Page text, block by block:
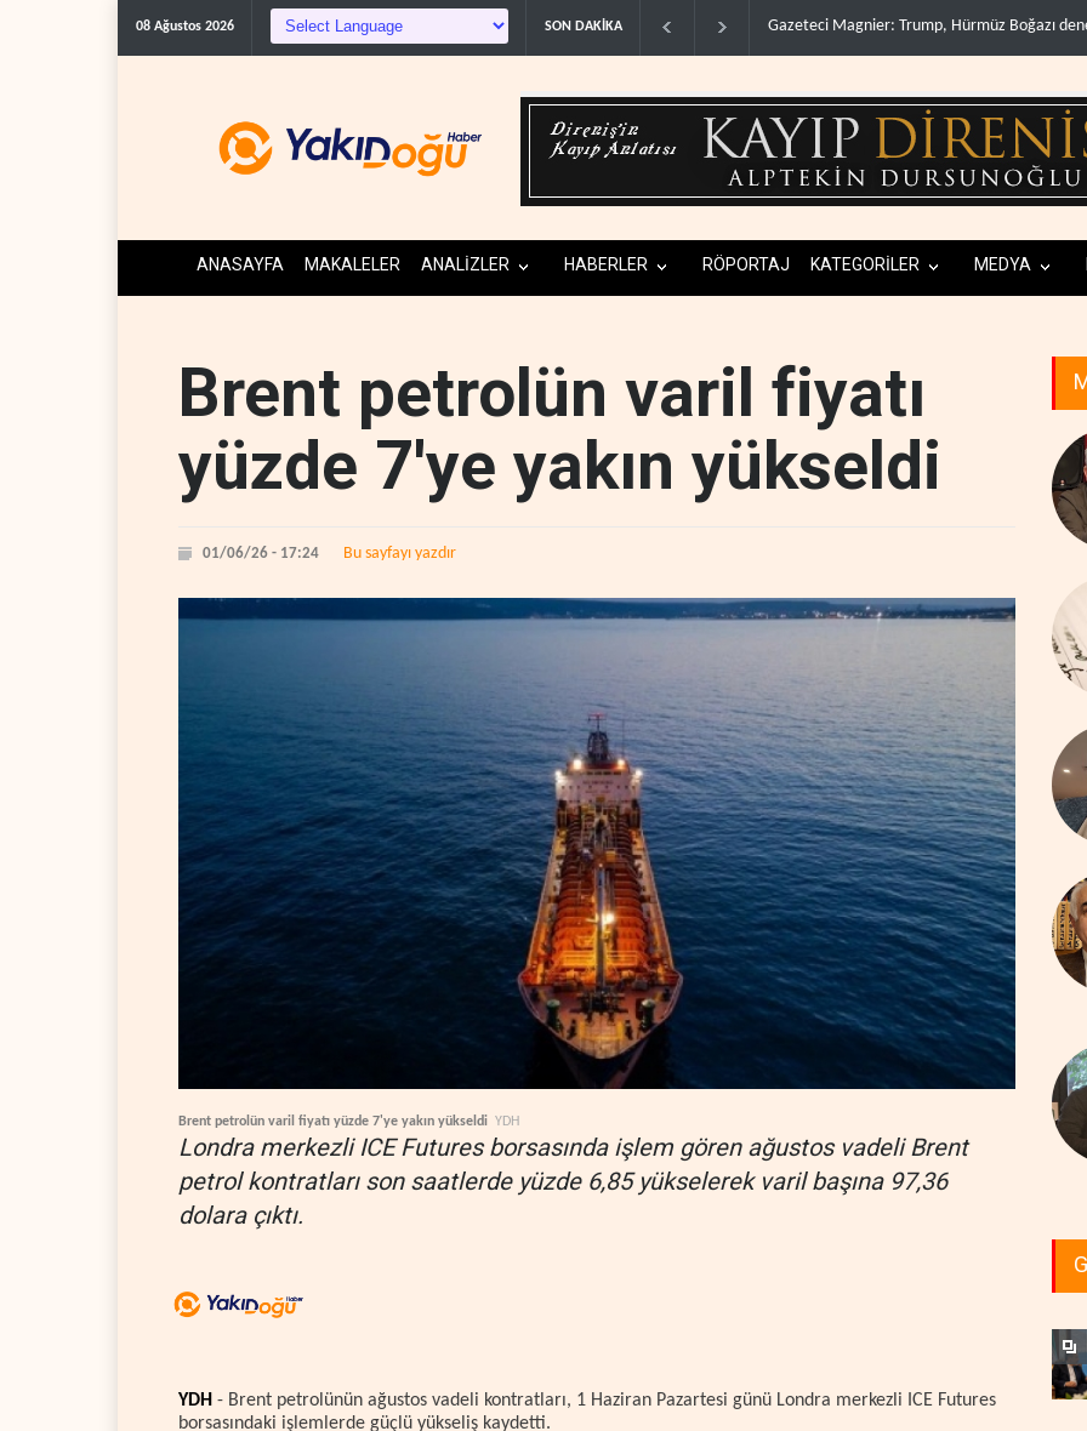
08 Ağustos 2026 SON DAKİKA
Gazeteci Magnier: Trump, Hürmüz Boğazı denetimini doğru.. Irak Direnişi: Misilleme ertelendi, hesap
ANASAYFA MAKALELER ANALİZLER HABERLER RÖPORTAJ KATEGORİLER MEDYA
Brent petrolün varil fiyatı
yüzde 7'ye yakın yükseldi
01/06/26 - 17:24 Bu sayfayı yazdır
Brent petrolün varil fiyatı yüzde 7'ye yakın yükseldi YDH
Londra merkezli ICE Futures borsasında işlem gören ağustos vadeli Brent
petrol kontratları son saatlerde yüzde 6,85 yükselerek varil başına 97,36
dolara çıktı.
YDH - Brent petrolünün ağustos vadeli kontratları, 1 Haziran Pazartesi günü Londra merkezli ICE Futures
borsasındaki işlemlerde güçlü yükseliş kaydetti.